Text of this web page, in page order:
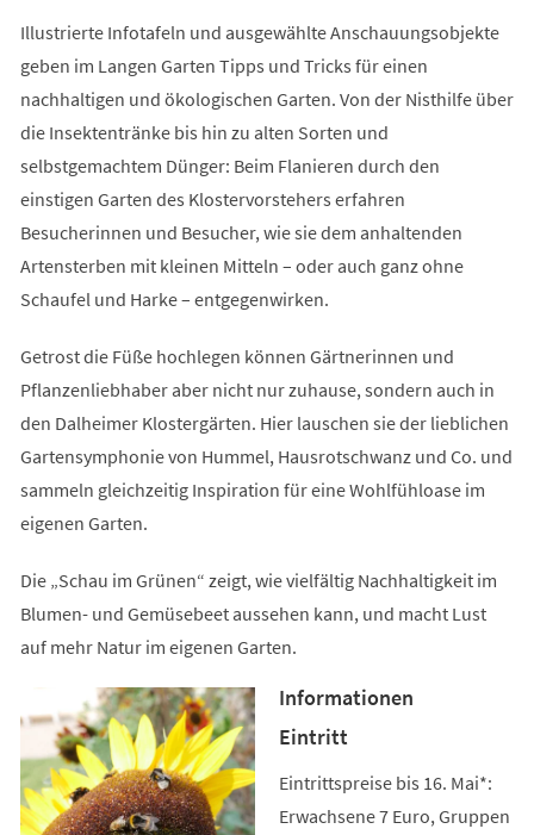
Illustrierte Infotafeln und ausgewählte Anschauungsobjekte
geben im Langen Garten Tipps und Tricks für einen
nachhaltigen und ökologischen Garten. Von der Nisthilfe über
die Insektentränke bis hin zu alten Sorten und
selbstgemachtem Dünger: Beim Flanieren durch den
einstigen Garten des Klostervorstehers erfahren
Besucherinnen und Besucher, wie sie dem anhaltenden
Artensterben mit kleinen Mitteln – oder auch ganz ohne
Schaufel und Harke – entgegenwirken.
Getrost die Füße hochlegen können Gärtnerinnen und
Pflanzenliebhaber aber nicht nur zuhause, sondern auch in
den Dalheimer Klostergärten. Hier lauschen sie der lieblichen
Gartensymphonie von Hummel, Hausrotschwanz und Co. und
sammeln gleichzeitig Inspiration für eine Wohlfühloase im
eigenen Garten.
Die „Schau im Grünen“ zeigt, wie vielfältig Nachhaltigkeit im
Blumen- und Gemüsebeet aussehen kann, und macht Lust
auf mehr Natur im eigenen Garten.
Informationen
Eintritt
Eintrittspreise bis 16. Mai*:
Erwachsene 7 Euro, Gruppen